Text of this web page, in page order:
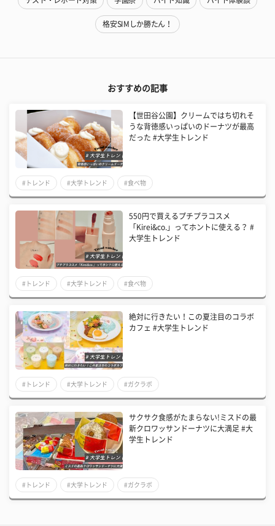
格安SIMしか勝たん！
おすすめの記事
【世田谷公園】クリームではち切れそ
うな背徳感いっぱいのドーナツが最高
だった #大学生トレンド
#トレンド #大学トレンド #食べ物
550円で買えるプチプラコスメ
「Kirei&co.」ってホントに使える？ #
大学生トレンド
#トレンド #大学トレンド #食べ物
絶対に行きたい！この夏注目のコラボ
カフェ #大学生トレンド
#トレンド #大学トレンド #ガクラボ
サクサク食感がたまらない!ミスドの最
新クロワッサンドーナツに大満足 #大
学生トレンド
#トレンド #大学トレンド #ガクラボ